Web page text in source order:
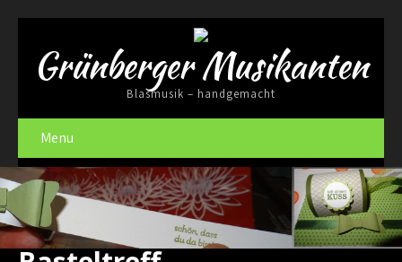
Grünberger Musikanten
Blasmusik – handgemacht
Menu